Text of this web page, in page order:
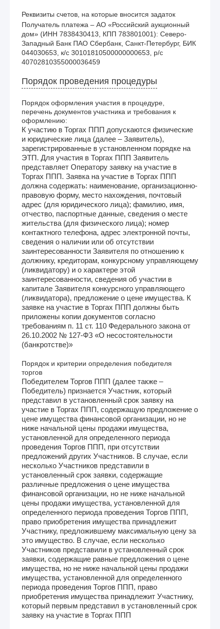
Реквизиты счетов, на которые вносится задаток
Получатель платежа – АО «Российский аукционный
дом» (ИНН 7838430413, КПП 783801001): Северо-
Западный Банк ПАО Сбербанк, Санкт-Петербург, БИК
044030653, к/с 30101810500000000653, р/с
40702810355000036459
Порядок проведения процедуры
Порядок оформления участия в процедуре,
перечень документов участника и требования к
оформлению:
К участию в Торгах ППП допускаются физические
и юридические лица (далее – Заявитель),
зарегистрированные в установленном порядке на
ЭТП. Для участия в Торгах ППП Заявитель
представляет Оператору заявку на участие в
Торгах ППП. Заявка на участие в Торгах ППП
должна содержать: наименование, организационно-
правовую форму, место нахождения, почтовый
адрес (для юридического лица); фамилию, имя,
отчество, паспортные данные, сведения о месте
жительства (для физического лица); номер
контактного телефона, адрес электронной почты,
сведения о наличии или об отсутствии
заинтересованности Заявителя по отношению к
должнику, кредиторам, конкурсному управляющему
(ликвидатору) и о характере этой
заинтересованности, сведения об участии в
капитале Заявителя конкурсного управляющего
(ликвидатора), предложение о цене имущества. К
заявке на участие в Торгах ППП должны быть
приложены копии документов согласно
требованиям п. 11 ст. 110 Федерального закона от
26.10.2002 № 127-ФЗ «О несостоятельности
(банкротстве)»
Порядок и критерии определения победителя
торгов
Победителем Торгов ППП (далее также –
Победитель) признается Участник, который
представил в установленный срок заявку на
участие в Торгах ППП, содержащую предложение о
цене имущества финансовой организации, но не
ниже начальной цены продажи имущества,
установленной для определенного периода
проведения Торгов ППП, при отсутствии
предложений других Участников. В случае, если
несколько Участников представили в
установленный срок заявки, содержащие
различные предложения о цене имущества
финансовой организации, но не ниже начальной
цены продажи имущества, установленной для
определенного периода проведения Торгов ППП,
право приобретения имущества принадлежит
Участнику, предложившему максимальную цену за
это имущество. В случае, если несколько
Участников представили в установленный срок
заявки, содержащие равные предложения о цене
имущества, но не ниже начальной цены продажи
имущества, установленной для определенного
периода проведения Торгов ППП, право
приобретения имущества принадлежит Участнику,
который первым представил в установленный срок
заявку на участие в Торгах ППП